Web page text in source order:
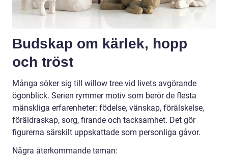
Budskap om kärlek, hopp
och tröst
Många söker sig till willow tree vid livets avgörande
ögonblick. Serien rymmer motiv som berör de flesta
mänskliga erfarenheter: födelse, vänskap, förälskelse,
föräldraskap, sorg, firande och tacksamhet. Det gör
figurerna särskilt uppskattade som personliga gåvor.
Några återkommande teman: